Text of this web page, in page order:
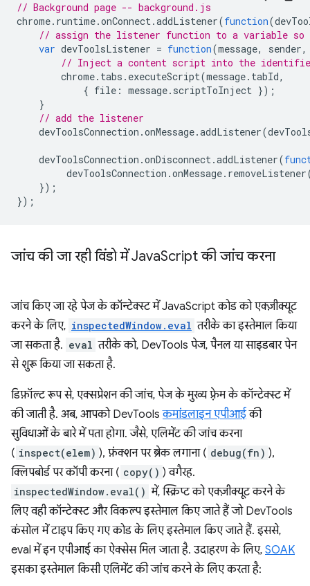
// Background page -- background.js
chrome. runtime.onConnect.addListener(function(
// assign the listener function to a variable so
var devToolsListener = function(message, sender,
// Inject a content script into the
chrome. tabs . executeScript(message. tabId,
{ file : message. scriptToInject });
}
// add the listener
devToolsConnection .onMessage.addListener(
devToolsConnection .onDisconnect.addListener(
devToolsConnection .onMessage. removeListener
});
});
जांच की जा रही विंडो में JavaScript की जांच करना
जांच किए जा रहे पेज के कॉन्टेक्स्ट में JavaScript कोड को एक्ज़ीक्यूट
करने के लिए, inspectedWindow.eval तरीके का इस्तेमाल किया
जा सकता है. eval तरीके को, DevTools पेज, पैनल या साइडबार पेन
से शुरू किया जा सकता है.
डिफ़ॉल्ट रूप से, एक्सप्रेशन की जांच, पेज के मुख्य फ़्रेम के कॉन्टेक्स्ट में
की जाती है. अब, आपको DevToolsकमांडलाइन एपीआईकी
सुविधाओं के बारे में पता होगा. जैसे, एलिमेंट की जांच करना
( inspect(elem) ), फ़ंक्शन पर ब्रेक लगाना ( debug(fn) ),
क्लिपबोर्ड पर कॉपी करना ( copy() ) वगैरह.
inspectedWindow.eval() में, स्क्रिप्ट को एक्ज़ीक्यूट करने के
लिए वही कॉन्टेक्स्ट और विकल्प इस्तेमाल किए जाते हैं जो DevTools
कंसोल में टाइप किए गए कोड के लिए इस्तेमाल किए जाते हैं. इससे,
eval में इन एपीआई का ऐक्सेस मिल जाता है. उदाहरण के लिए, SOAK
इसका इस्तेमाल किसी एलिमेंट की जांच करने के लिए करता है: